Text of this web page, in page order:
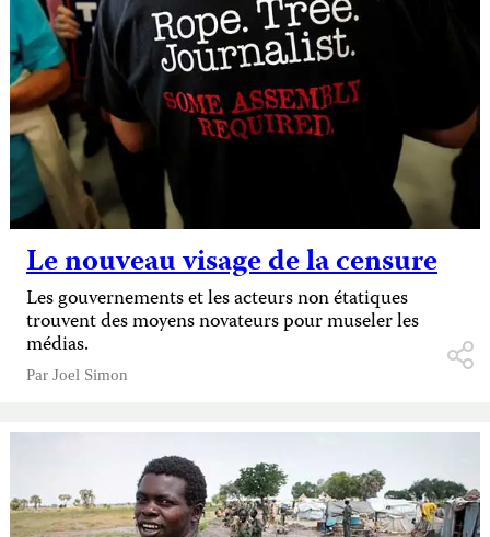
Le nouveau visage de la censure
Les gouvernements et les acteurs non étatiques
trouvent des moyens novateurs pour museler les
médias.
Par Joel Simon